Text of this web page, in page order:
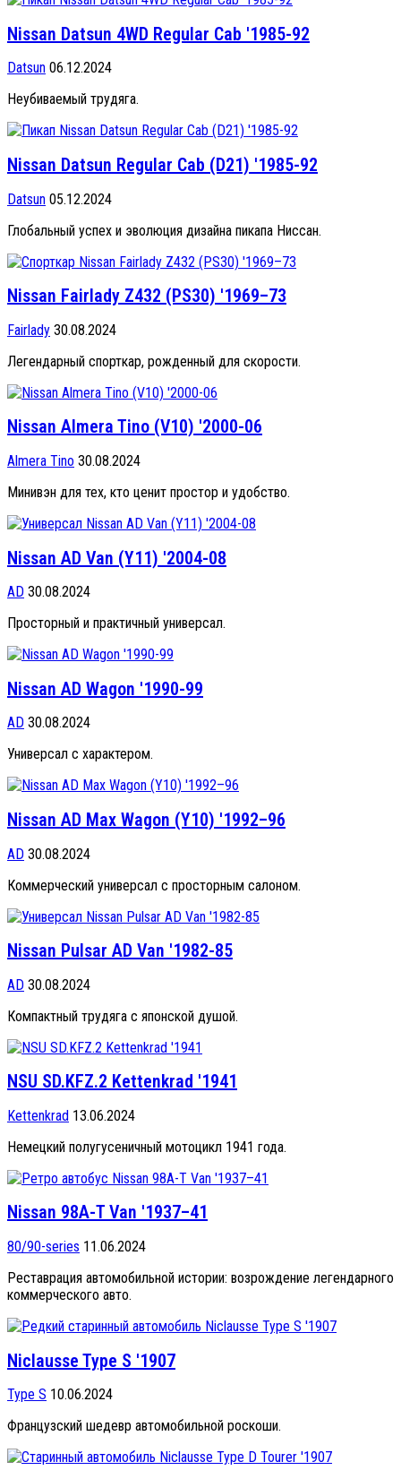
Nissan Datsun 4WD Regular Cab '1985-92
Datsun 06.12.2024
Неубиваемый трудяга.
Nissan Datsun Regular Cab (D21) '1985-92
Datsun 05.12.2024
Глобальный успех и эволюция дизайна пикапа Ниссан.
Nissan Fairlady Z432 (PS30) '1969–73
Fairlady 30.08.2024
Легендарный спорткар, рожденный для скорости.
Nissan Almera Tino (V10) '2000-06
Almera Tino 30.08.2024
Минивэн для тех, кто ценит простор и удобство.
Nissan AD Van (Y11) '2004-08
AD 30.08.2024
Просторный и практичный универсал.
Nissan AD Wagon '1990-99
AD 30.08.2024
Универсал с характером.
Nissan AD Max Wagon (Y10) '1992–96
AD 30.08.2024
Коммерческий универсал с просторным салоном.
Nissan Pulsar AD Van '1982-85
AD 30.08.2024
Компактный трудяга с японской душой.
NSU SD.KFZ.2 Kettenkrad '1941
Kettenkrad 13.06.2024
Немецкий полугусеничный мотоцикл 1941 года.
Nissan 98A-T Van '1937–41
80/90-series 11.06.2024
Реставрация автомобильной истории: возрождение легендарного
коммерческого авто.
Niclausse Type S '1907
Type S 10.06.2024
Французский шедевр автомобильной роскоши.